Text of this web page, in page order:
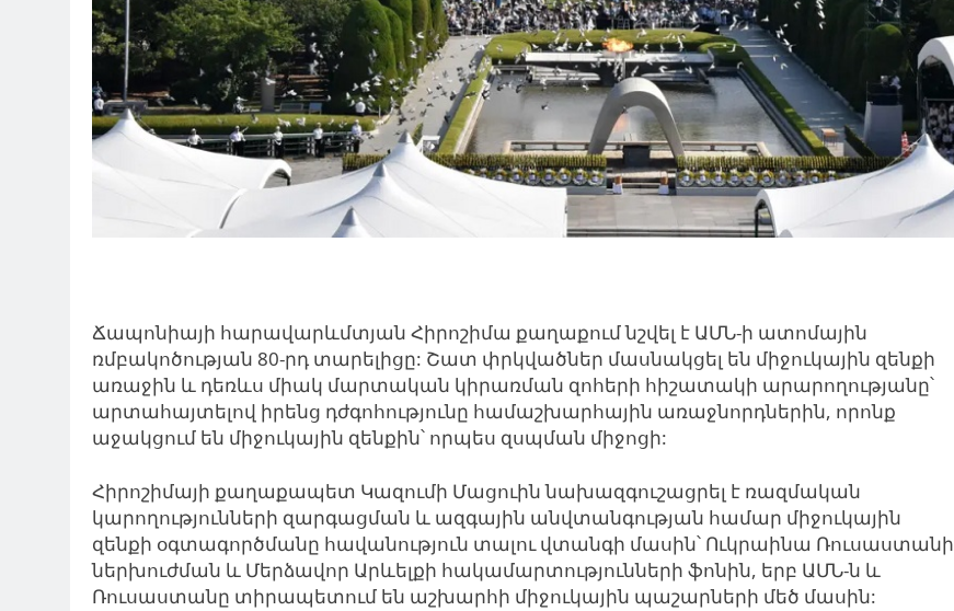
Ճապոնիայի հարավարևմտյան Հիրոշիմա քաղաքում նշվել է ԱՄՆ-ի ատոմային
ռմբակոծության 80-րդ տարելիցը: Շատ փրկվածներ մասնակցել են միջուկային զենքի
առաջին և դեռևս միակ մարտական կիրառման զոհերի հիշատակի արարողությանը՝
արտահայտելով իրենց դժգոհությունը համաշխարհային առաջնորդներին, որոնք
աջակցում են միջուկային զենքին՝ որպես զսպման միջոցի:
Հիրոշիմայի քաղաքապետ Կազումի Մացուին նախազգուշացրել է ռազմական
կարողությունների զարգացման և ազգային անվտանգության համար միջուկային
զենքի օգտագործմանը հավանություն տալու վտանգի մասին՝ Ուկրաինա Ռուսաստանի
ներխուժման և Մերձավոր Արևելքի հակամարտությունների ֆոնին, երբ ԱՄՆ-ն և
Ռուսաստանը տիրապետում են աշխարհի միջուկային պաշարների մեծ մասին: